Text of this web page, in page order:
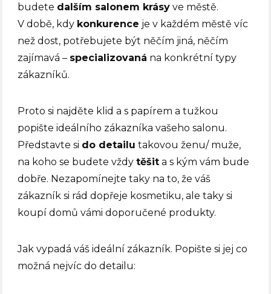
budete dalším salonem krásy ve městě.
V době, kdy konkurence je v každém městě víc
než dost, potřebujete být něčím jiná, něčím
zajímavá – specializovaná na konkrétní typy
zákazníků.
Proto si najděte klid a s papírem a tužkou
popište ideálního zákazníka vašeho salonu.
Představte si do detailu takovou ženu/ muže,
na koho se budete vždytěšit a s kým vám bude
dobře. Nezapomínejte taky na to, že váš
zákazník si rád dopřeje kosmetiku, ale taky si
koupí domů vámi doporučené produkty.
Jak vypadá váš ideální zákazník. Popište si jej co
možná nejvíc do detailu: